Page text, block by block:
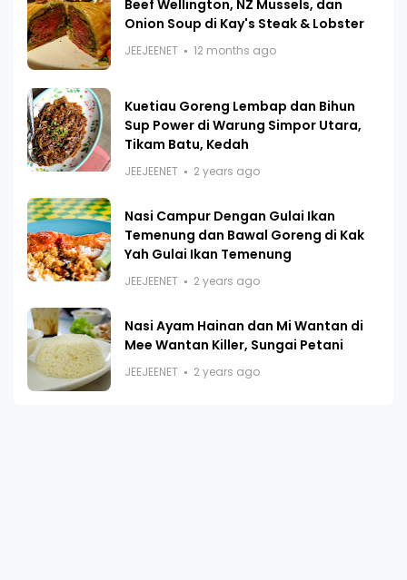
Beef Wellington, NZ Mussels, dan
Onion Soup di Kay's Steak & Lobster
JEEJEENET 12 months ago
Kuetiau Goreng Lembap dan Bihun
Sup Power di Warung Simpor Utara,
Tikam Batu, Kedah
JEEJEENET 2 years ago
Nasi Campur Dengan Gulai Ikan
Temenung dan Bawal Goreng di Kak
Yah Gulai Ikan Temenung
JEEJEENET 2 years ago
Nasi Ayam Hainan dan Mi Wantan di
Mee Wantan Killer, Sungai Petani
JEEJEENET 2 years ago